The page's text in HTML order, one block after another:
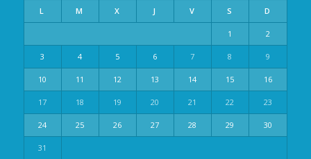
L M X J V S D
1 2
3 4 5 6 7 8 9
10 11 12 13 14 15 16
17 18 19 20 21 22 23
24 25 26 27 28 29 30
31